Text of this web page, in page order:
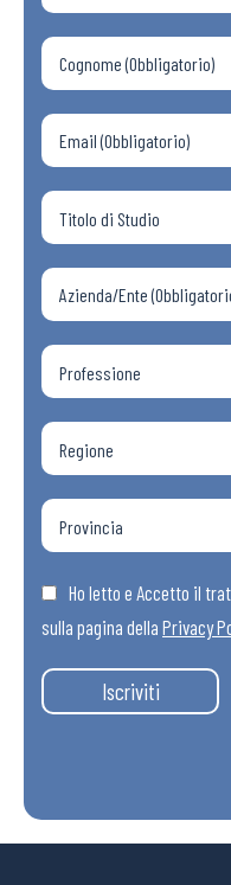
Ho letto e Accetto il
sulla pagina della Privacy
Iscriviti